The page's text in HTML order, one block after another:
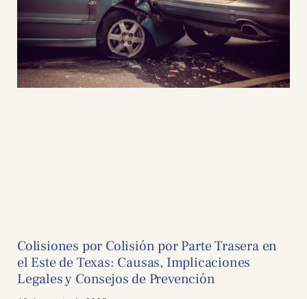
Colisiones por Colisión por Parte Trasera en
el Este de Texas: Causas, Implicaciones
Legales y Consejos de Prevención